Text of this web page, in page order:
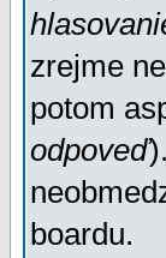
zrejme
potom
odpoveď
boardu.